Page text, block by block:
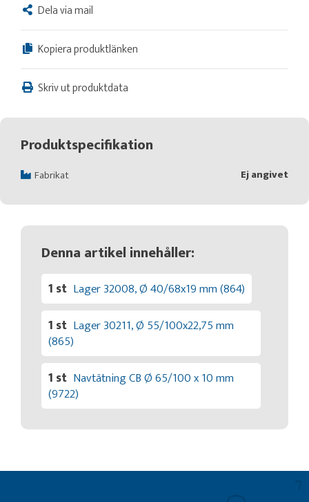
Dela via mail
Kopiera produktlänken
Skriv ut produktdata
Produktspecifikation
Fabrikat Ej angivet
Denna artikel innehåller:
1 st Lager 32008, Ø 40/68x19 mm (864)
1 st Lager 30211, Ø 55/100x22,75 mm
(865)
1 st Navtätning CB Ø 65/100 x 10 mm
(9722)